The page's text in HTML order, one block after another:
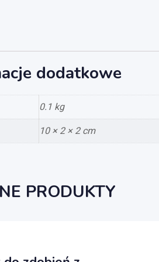
dodatkowe
0.1 kg
10 × 2 × 2 cm
PRODUKTY